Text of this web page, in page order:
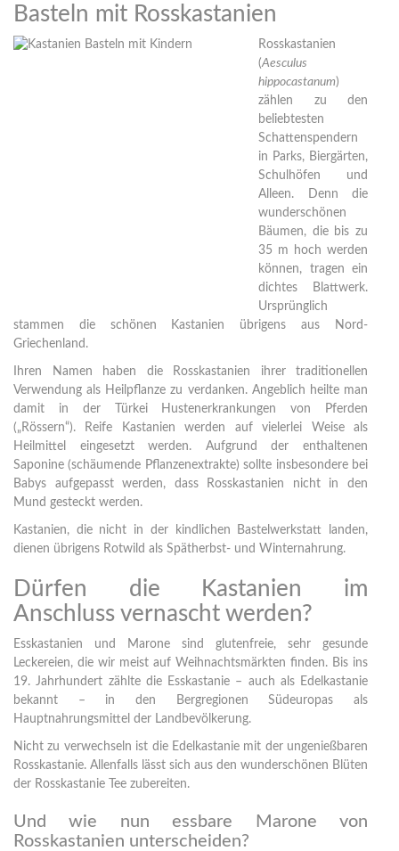
Basteln mit Rosskastanien
Rosskastanien
(Aesculus
hippocastanum)
zählen zu den
beliebtesten
Schattenspendern
in Parks, Biergärten,
Schulhöfen und
Alleen. Denn die
wunderschönen
Bäumen, die bis zu
35 m hoch werden
können, tragen ein
dichtes Blattwerk.
Ursprünglich
stammen die schönen Kastanien übrigens aus Nord-
Griechenland.
Ihren Namen haben die Rosskastanien ihrer traditionellen
Verwendung als Heilpflanze zu verdanken. Angeblich heilte man
damit in der Türkei Hustenerkrankungen von Pferden
(„Rössern“). Reife Kastanien werden auf vielerlei Weise als
Heilmittel eingesetzt werden. Aufgrund der enthaltenen
Saponine (schäumende Pflanzenextrakte) sollte insbesondere bei
Babys aufgepasst werden, dass Rosskastanien nicht in den
Mund gesteckt werden.
Kastanien, die nicht in der kindlichen Bastelwerkstatt landen,
dienen übrigens Rotwild als Spätherbst- und Winternahrung.
Dürfen die Kastanien im
Anschluss vernascht werden?
Esskastanien und Marone sind glutenfreie, sehr gesunde
Leckereien, die wir meist auf Weihnachtsmärkten finden. Bis ins
19. Jahrhundert zählte die Esskastanie – auch als Edelkastanie
bekannt – in den Bergregionen Südeuropas als
Hauptnahrungsmittel der Landbevölkerung.
Nicht zu verwechseln ist die Edelkastanie mit der ungenießbaren
Rosskastanie. Allenfalls lässt sich aus den wunderschönen Blüten
der Rosskastanie Tee zubereiten.
Und wie nun essbare Marone von
Rosskastanien unterscheiden?